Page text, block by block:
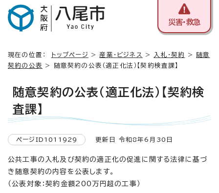
災害・救急
現在の位置： トップページ > 産業・ビジネス > 入札・契約 >
随意
契約の公表
> 随意契約の公表（適正化法）【契約検査課】
随意契約の公表（適正化法）【契約検
査課】
ページID1011929 更新日 令和8年6月30日
公共工事の入札及び契約の適正化の促進に関する法律に基づ
き随意契約の内容を公表します。
（公表対象：契約金額200万円超の工事）